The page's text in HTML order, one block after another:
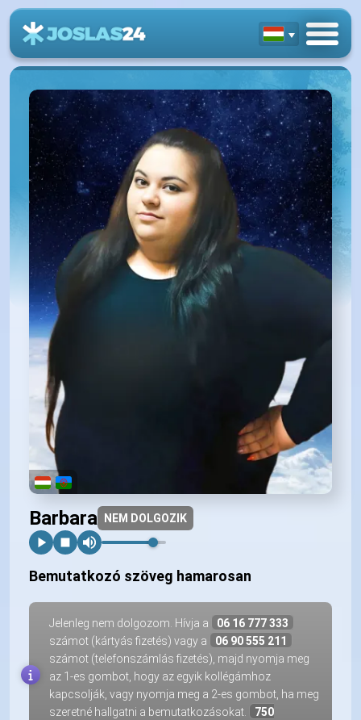
Barbara NEM DOLGOZIK
Bemutatkozó szöveg hamarosan
Jelenleg nem dolgozom. Hívja a
06 16 777 333
számot (kártyás fizetés) vagy a
06 90 555 211
számot (telefonszámlás fizetés), majd nyomja meg
az 1-es gombot, hogy az egyik kollégámhoz
kapcsolják, vagy nyomja meg a 2-es gombot, ha meg
szeretné hallgatni a bemutatkozásokat.
750